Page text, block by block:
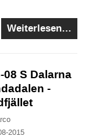
Weiterlesen…
08 S Dalarna
-
2015